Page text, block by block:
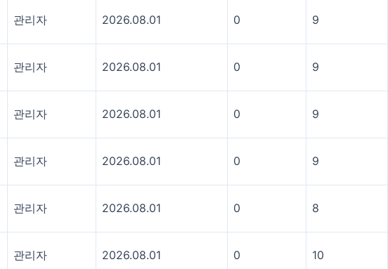
관리자 2026.08.01 0 9
관리자 2026.08.01 0 9
관리자 2026.08.01 0 9
관리자 2026.08.01 0 9
관리자 2026.08.01 0 8
관리자 2026.08.01 0 10